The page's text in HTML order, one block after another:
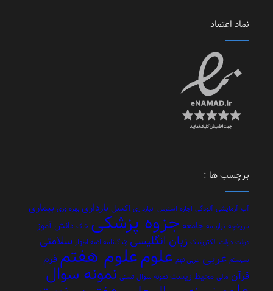
اعتماد
ها :
آزمایشی آلودگی اجاره استرس انبارداری اکسل بارداری بهره وری بیماری
ترازنامه جامعهجزوه پزشکی خاک دانش آموز
دولت الکترونیک زبان انگلیسی زندگینامه ائمه اطهار سلامتی
عربی عربی نهم علومعلوم هفتمفرم
مالی محیط زیست نمونه سوال تستی نمونه سوال